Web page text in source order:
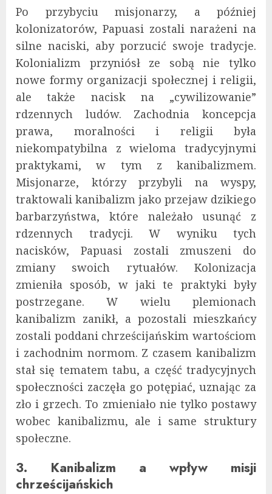
Po przybyciu misjonarzy, a później
kolonizatorów, Papuasi zostali narażeni na
silne naciski, aby porzucić swoje tradycje.
Kolonializm przyniósł ze sobą nie tylko
nowe formy organizacji społecznej i religii,
ale także nacisk na „cywilizowanie”
rdzennych ludów. Zachodnia koncepcja
prawa, moralności i religii była
niekompatybilna z wieloma tradycyjnymi
praktykami, w tym z kanibalizmem.
Misjonarze, którzy przybyli na wyspy,
traktowali kanibalizm jako przejaw dzikiego
barbarzyństwa, które należało usunąć z
rdzennych tradycji. W wyniku tych
nacisków, Papuasi zostali zmuszeni do
zmiany swoich rytuałów. Kolonizacja
zmieniła sposób, w jaki te praktyki były
postrzegane. W wielu plemionach
kanibalizm zanikł, a pozostali mieszkańcy
zostali poddani chrześcijańskim wartościom
i zachodnim normom. Z czasem kanibalizm
stał się tematem tabu, a część tradycyjnych
społeczności zaczęła go potępiać, uznając za
zło i grzech. To zmieniało nie tylko postawy
wobec kanibalizmu, ale i same struktury
społeczne.
3. Kanibalizm a wpływ misji
chrześcijańskich